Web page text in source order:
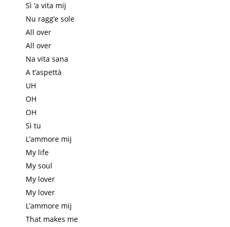
Sì ‘a vita mij
Nu ragg’e sole
All over
All over
Na vita sana
A t’aspettà
UH
OH
OH
Sì tu
L’ammore mij
My life
My soul
My lover
My lover
L’ammore mij
That makes me